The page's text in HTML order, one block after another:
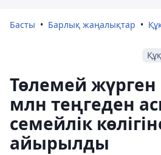
Басты Барлық жаңалықтар
Төлемей
млн теңгеден
семейлік
айырылды